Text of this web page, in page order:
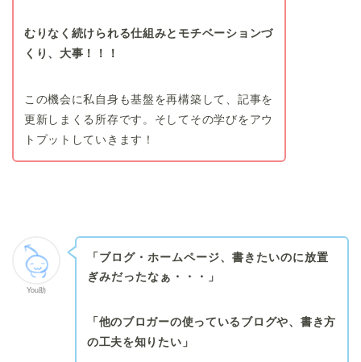
むりなく続けられる仕組みとモチベーションづ
くり、大事！！！
この機会に私自身も基盤を再構築して、記事を
更新しまくる所存です。そしてその学びをアウ
トプットしていきます！
You助
「ブログ・ホームページ、書きたいのに放置
ぎみだったなぁ・・・」
「他のブロガーの使っているブログや、書き方
の工夫を知りたい」